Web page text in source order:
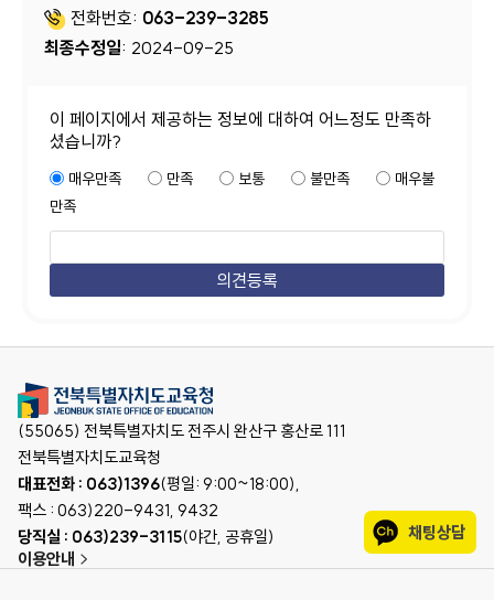
전화번호: 063-239-3285
최종수정일: 2024-09-25
이 페이지에서 제공하는 정보에 대하여 어느정도 만족하
셨습니까?
매우만족 만족 보통 불만족
매우불
만족
(55065) 전북특별자치도 전주시 완산구 홍산로 111
전북특별자치도교육청
대표전화 : 063)1396(평일: 9:00~18:00),
팩스 : 063)220-9431, 9432
당직실 : 063)239-3115(야간, 공휴일)
이용안내
채팅상담